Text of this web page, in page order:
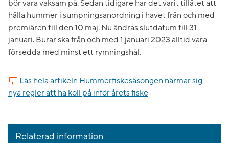
bör vara vaksam på. Sedan tidigare har det varit tillåtet att
hålla hummer i sumpningsanordning i havet från och med
premiären till den 10 maj. Nu ändras slutdatum till 31
januari. Burar ska från och med 1 januari 2023 alltid vara
försedda med minst ett rymningshål.
Läs hela artikeln Hummerfiskesäsongen närmar sig –
nya regler att ha koll på inför årets fiske
Relaterad information